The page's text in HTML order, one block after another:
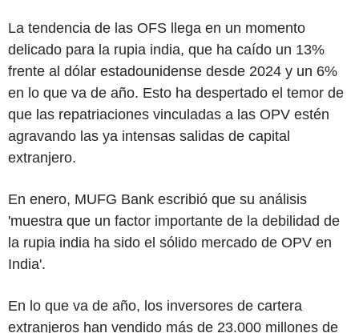
La tendencia de las OFS llega en un momento
delicado para la rupia india, que ha caído un 13%
frente al dólar estadounidense desde 2024 y un 6%
en lo que va de año. Esto ha despertado el temor de
que las repatriaciones vinculadas a las OPV estén
agravando las ya intensas salidas de capital
extranjero.
En enero, MUFG Bank escribió que su análisis
'muestra que un factor importante de la debilidad de
la rupia india ha sido el sólido mercado de OPV en
India'.
En lo que va de año, los inversores de cartera
extranjeros han vendido más de 23.000 millones de